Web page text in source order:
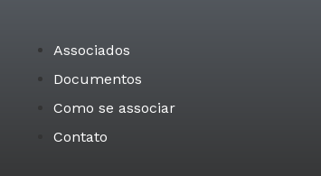
Associados
Documentos
Como se associar
Contato